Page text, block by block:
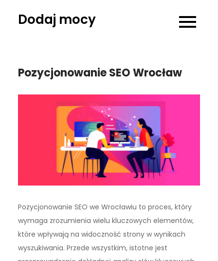
Dodaj mocy
Pozycjonowanie SEO Wrocław
Pozycjonowanie SEO we Wrocławiu to proces, który
wymaga zrozumienia wielu kluczowych elementów,
które wpływają na widoczność strony w wynikach
wyszukiwania. Przede wszystkim, istotne jest